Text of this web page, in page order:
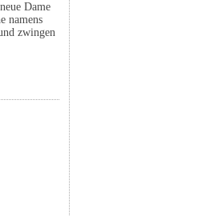
Dame
namens
zwingen